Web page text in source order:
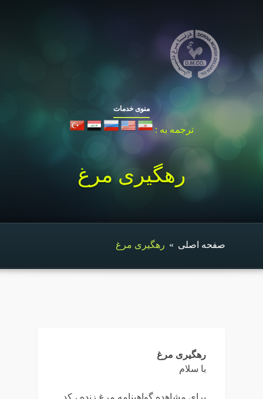
منوی خدمات
ترجمه به :
رهگیری مرغ
صفحه اصلی » رهگیری مرغ
رهگیری مرغ
با سلام
برای مشاهده گواهینامه مرغ زنده ، کد